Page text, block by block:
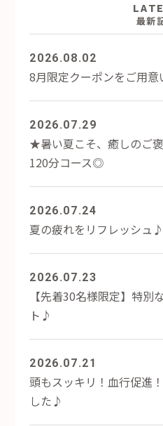
最新
2026.08.02
8月限定クーポンをご用
2026.07.29
★暑い夏こそ、癒しのご
120分コース◎
2026.07.24
夏の疲れをリフレッシュ♪
2026.07.23
【先着30名様限定】特別
ト♪
2026.07.21
頭もスッキリ！血行促進
した♪